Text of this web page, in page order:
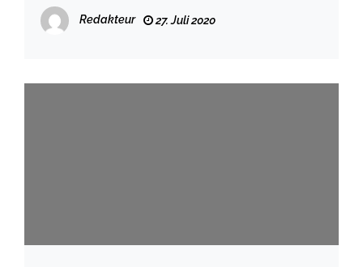
Energieberatung der
Verbraucherzentrale
Redakteur 27. Juli 2020